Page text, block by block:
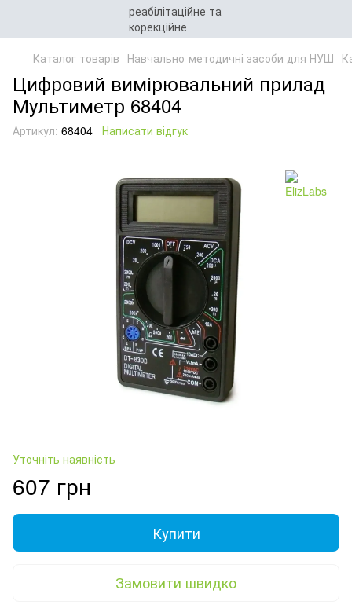
Каталог товарів Навчально-методичні засоби для НУШ
Цифровий вимірювальний прилад
Мультиметр 68404
Артикул: 68404 Написати відгук
Уточніть наявність
607 грн
Купити
Замовити швидко